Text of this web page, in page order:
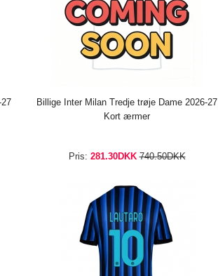
Billige Inter Milan Tredje trøje Dame 2026-27
Kort ærmer
Pris: 281.30DKK 740.50DKK